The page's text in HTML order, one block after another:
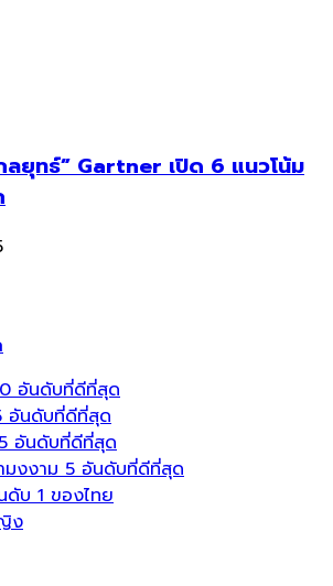
ลยุทธ์” Gartner เปิด 6 แนวโน้ม
อันดับที่ดีที่สุด
อันดับที่ดีที่สุด
5 อันดับที่ดีที่สุด
มงงาม 5 อันดับที่ดีที่สุด
ดับ 1 ของไทย
ง